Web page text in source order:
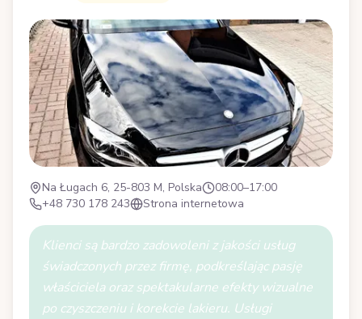
Na Ługach 6, 25-803 M, Polska
08:00–17:00
+48 730 178 243
Strona internetowa
Klienci są bardzo zadowoleni z jakości usług
świadczonych przez firmę, podkreślając pasję
właściciela oraz spektakularne efekty wizualne
po czyszczeniu i korekcie lakieru. Usługi